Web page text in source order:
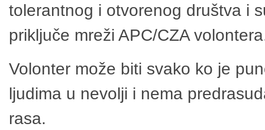
tolerantnog i otvorenog društva i
priključe mreži APC/CZA
Volonter može biti svako ko je
ljudima u nevolji i nema
rasa.